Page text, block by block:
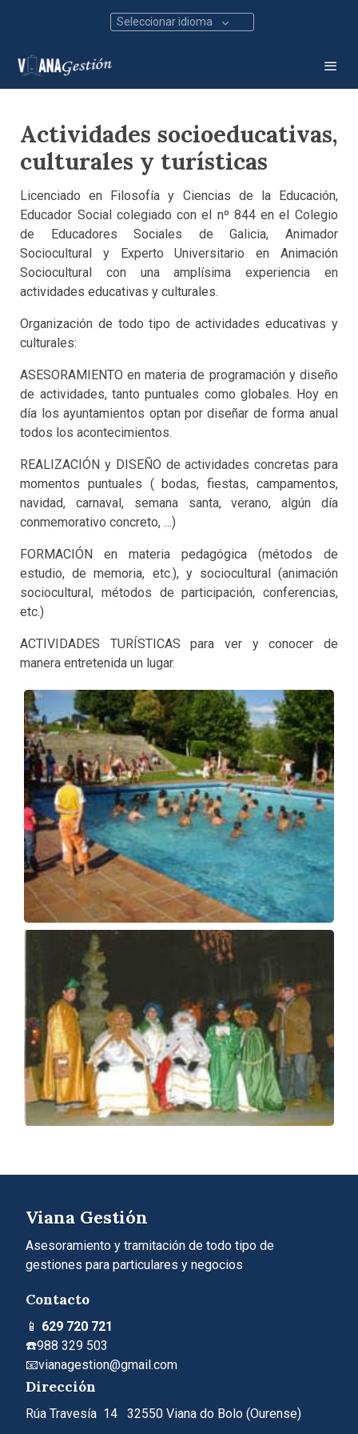
Seleccionar idioma
Actividades socioeducativas,
culturales y turísticas
Licenciado en Filosofía y Ciencias de la Educación,
Educador Social colegiado con el nº 844 en el Colegio
de Educadores Sociales de Galicia, Animador
Sociocultural y Experto Universitario en Animación
Sociocultural con una amplísima experiencia en
actividades educativas y culturales.
Organización de todo tipo de actividades educativas y
culturales:
ASESORAMIENTO en materia de programación y diseño
de actividades, tanto puntuales como globales. Hoy en
día los ayuntamientos optan por diseñar de forma anual
todos los acontecimientos.
REALIZACIÓN y DISEÑO de actividades concretas para
momentos puntuales ( bodas, fiestas, campamentos,
navidad, carnaval, semana santa, verano, algún día
conmemorativo concreto, …)
FORMACIÓN en materia pedagógica (métodos de
estudio, de memoria, etc.), y sociocultural (animación
sociocultural, métodos de participación, conferencias,
etc.)
ACTIVIDADES TURÍSTICAS para ver y conocer de
manera entretenida un lugar.
Viana Gestión
Asesoramiento y tramitación de todo tipo de
gestiones para particulares y negocios
Contacto
📱 629 720 721
☎️988 329 503
📧vianagestion@gmail.com
Dirección
Rúa Travesía 14 32550 Viana do Bolo (Ourense)